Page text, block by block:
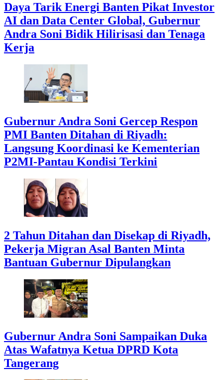
Daya Tarik Energi Banten Pikat Investor
AI dan Data Center Global, Gubernur
Andra Soni Bidik Hilirisasi dan Tenaga
Kerja
Gubernur Andra Soni Gercep Respon
PMI Banten Ditahan di Riyadh:
Langsung Koordinasi ke Kementerian
P2MI-Pantau Kondisi Terkini
2 Tahun Ditahan dan Disekap di Riyadh,
Pekerja Migran Asal Banten Minta
Bantuan Gubernur Dipulangkan
Gubernur Andra Soni Sampaikan Duka
Atas Wafatnya Ketua DPRD Kota
Tangerang